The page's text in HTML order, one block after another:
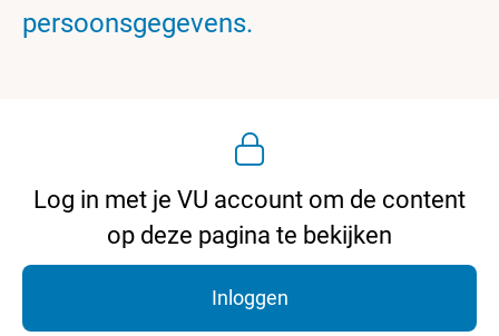
persoonsgegevens.
Log in met je VU account om de content
op deze pagina te bekijken
Inloggen